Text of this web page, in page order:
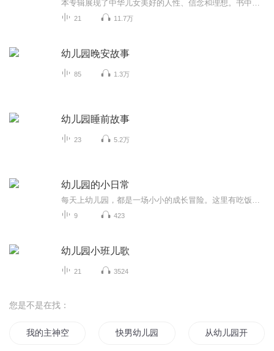
21 11.7万
幼儿园晚安故事
85 1.3万
幼儿园睡前故事
23 5.2万
幼儿园的小日常
9 423
幼儿园小班儿歌
21 3524
您是不是在找：
我的主神空间和我的过气幼儿园快男幼儿园爆笑故 从幼儿园开始修仙